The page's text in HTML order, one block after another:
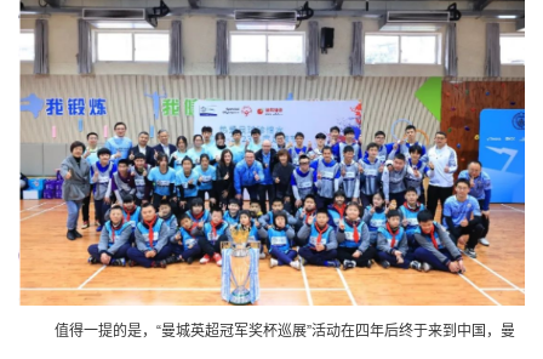
值得一提的是，“曼城英超冠军奖杯巡展”活动在四年后终于来到中国，曼